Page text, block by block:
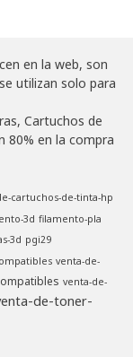
en la web, son
utilizan solo para
Cartuchos de
80% en la compra
cartuchos-de-tinta-hp
3d filamento-pla
3d pgi29
venta-de-
venta-de-
de-toner-